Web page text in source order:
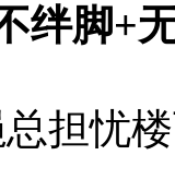
绊脚+
担忧